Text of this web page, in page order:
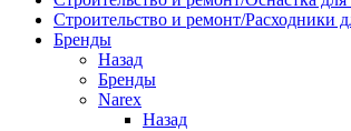
Строительство и ремонт/Расходники
Бренды
Назад
Бренды
Narex
Назад